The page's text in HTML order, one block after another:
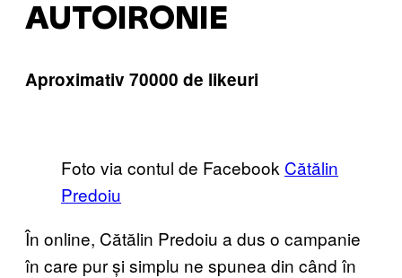
AUTOIRONIE
Aproximativ 70000 de likeuri
Foto via contul de Facebook Cătălin
Predoiu
În online, Cătălin Predoiu a dus o campanie
în care pur și simplu ne spunea din când în